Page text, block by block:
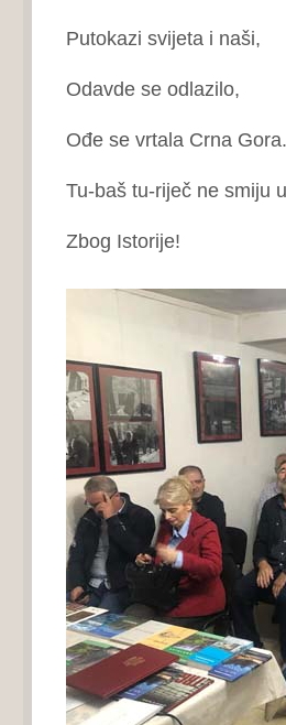
Putokazi svijeta i naši,
Odavde se odlazilo,
Ođe se vrtala Crna Gora.
Tu-baš tu-riječ ne smiju
Zbog Istorije!